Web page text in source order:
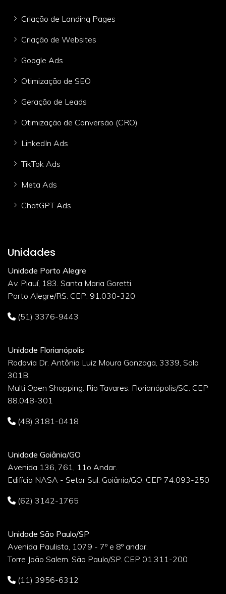
Criação de Landing Pages
Criação de Websites
Google Ads
Otimização de SEO
Geração de Leads
Otimização de Conversão (CRO)
LinkedIn Ads
TikTok Ads
Meta Ads
ChatGPT Ads
Unidades
Unidade Porto Alegre
Av. Piauí, 183. Santa Maria Goretti.
Porto Alegre/RS. CEP: 91.030-320
(51) 3376-9443
Unidade Florianópolis
Rodovia Dr. Antônio Luiz Moura Gonzaga, 3339, Sala
301B.
Multi Open Shopping. Rio Tavares. Florianópolis/SC. CEP
88.048-301
(48) 3181-0418
Unidade Goiânia/GO
Avenida 136, 761, 11o Andar.
Edifício NASA - Setor Sul. Goiânia/GO. CEP 74.093-250
(62) 3142-1765
Unidade São Paulo/SP
Avenida Paulista, 1079 - 7º e 8º andar.
Torre João Salem. São Paulo/SP. CEP 01.311-200
(11) 3956-6312